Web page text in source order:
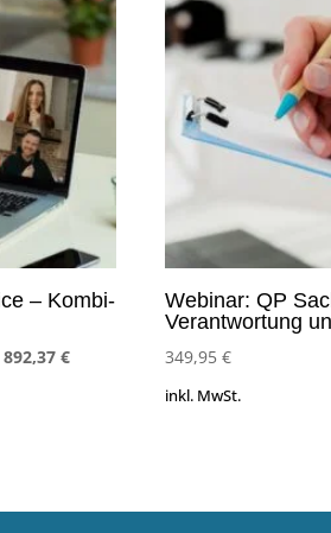
– Kombi-
892,37€Aktueller
Webinar: QP
Verantwortung
349,95 €
inkl. MwSt.